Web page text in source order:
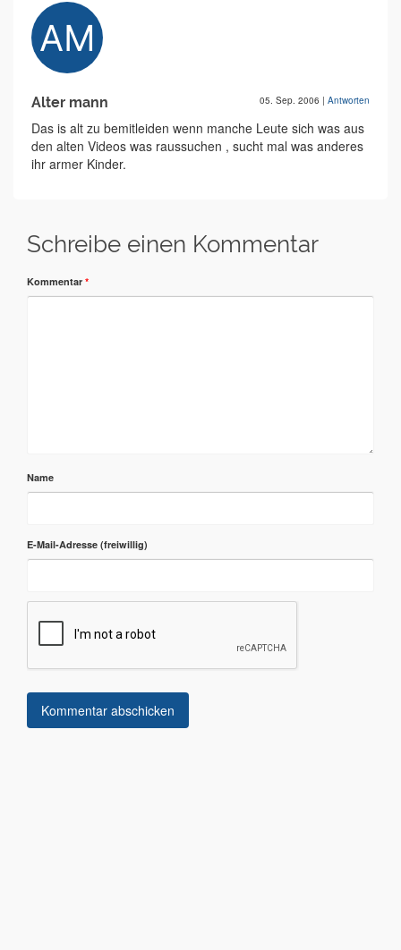
Alter mann 05. Sep. 2006 | Antworten
Das is alt zu bemitleiden wenn manche Leute sich was aus
den alten Videos was raussuchen , sucht mal was anderes
ihr armer Kinder.
Schreibe einen Kommentar
Kommentar *
Name
E-Mail-Adresse